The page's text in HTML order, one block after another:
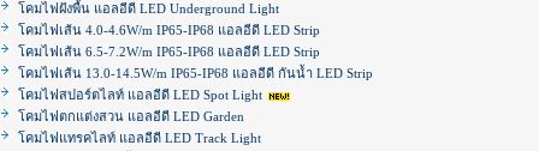
โคมไฟฝ้งพื้น แอลอีดี LED Underground Light
โคมไฟเส้น 4.0-4.6W/m IP65-IP68 แอลอีดี LED Strip
โคมไฟเส้น 6.5-7.2W/m IP65-IP68 แอลอีดี LED Strip
โคมไฟเส้น 13.0-14.5W/m IP65-IP68 แอลอีดี กันน้ำ LED Strip
โคมไฟสปอร์ตไลท์ แอลอีดี LED Spot Light
โคมไฟตกแต่งสวน แอลอีดี LED Garden
โคมไฟแทรคไลท์ แอลอีดี LED Track Light